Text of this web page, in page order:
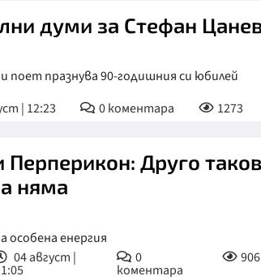
думи за Стефан
поет празнува 90-годишния си юбилей
| 12:23 0коментара 1273
Перперикон: Друго
няма
енергия
04 август | 0
коментара
906